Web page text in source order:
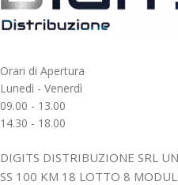
Orari di Apertura
Lunedì - Venerdì
09.00 - 13.00
14.30 - 18.00
DIGITS DISTRIBUZIONE SRL
SS 100 KM 18 LOTTO 8